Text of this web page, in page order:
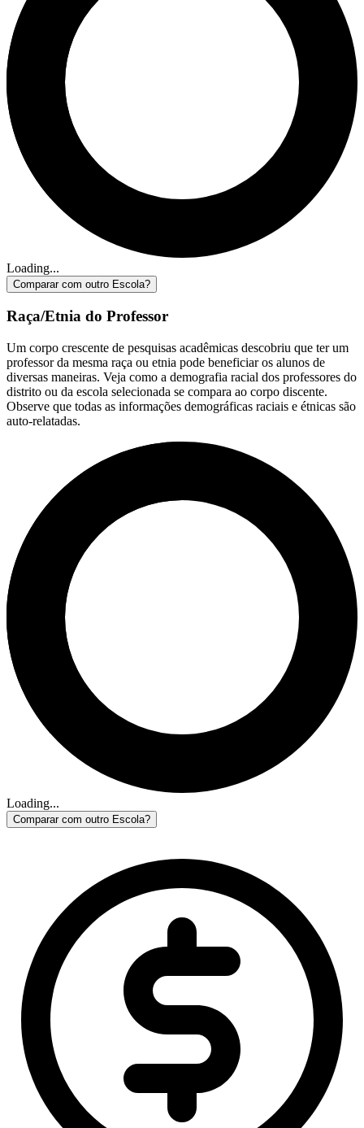
Loading...
Comparar com outro Escola?
Raça/Etnia do Professor
Um corpo crescente de pesquisas acadêmicas descobriu que ter um
professor da mesma raça ou etnia pode beneficiar os alunos de
diversas maneiras. Veja como a demografia racial dos professores do
distrito ou da escola selecionada se compara ao corpo discente.
Observe que todas as informações demográficas raciais e étnicas são
auto-relatadas.
Loading...
Comparar com outro Escola?